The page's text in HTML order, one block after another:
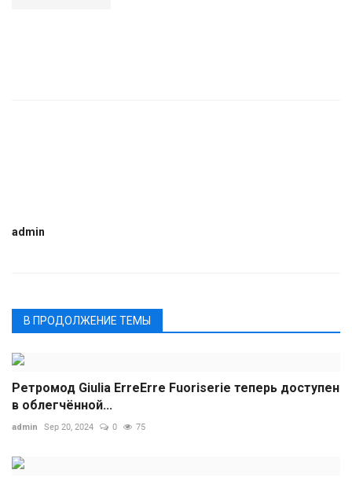
admin
В ПРОДОЛЖЕНИЕ ТЕМЫ
Ретромод Giulia ErreErre Fuoriserie теперь доступен
в облегчённой...
admin Sep 20, 2024 0 75